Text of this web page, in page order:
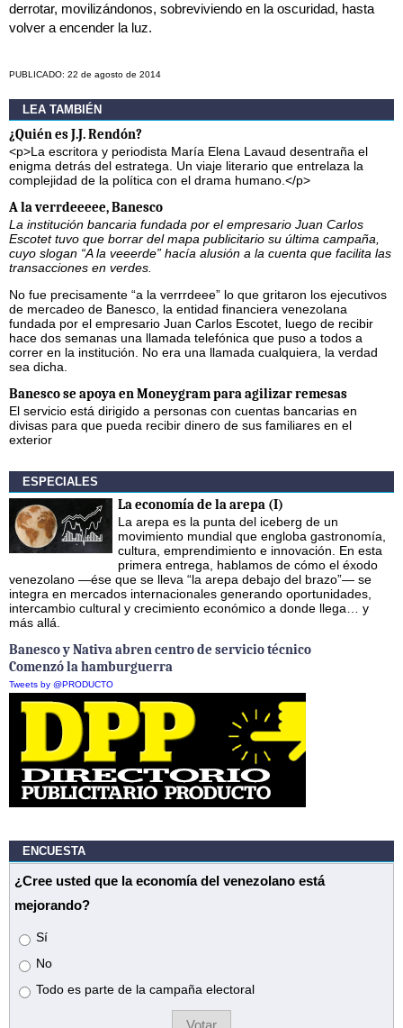
derrotar, movilizándonos, sobreviviendo en la oscuridad, hasta
volver a encender la luz.
PUBLICADO: 22 de agosto de 2014
LEA TAMBIÉN
¿Quién es J.J. Rendón?
<p>La escritora y periodista María Elena Lavaud desentraña el
enigma detrás del estratega. Un viaje literario que entrelaza la
complejidad de la política con el drama humano.</p>
A la verrdeeeee, Banesco
La institución bancaria fundada por el empresario Juan Carlos
Escotet tuvo que borrar del mapa publicitario su última campaña,
cuyo slogan “A la veeerde” hacía alusión a la cuenta que facilita las
transacciones en verdes.
No fue precisamente “a la verrrdeee” lo que gritaron los ejecutivos
de mercadeo de Banesco, la entidad financiera venezolana
fundada por el empresario Juan Carlos Escotet, luego de recibir
hace dos semanas una llamada telefónica que puso a todos a
correr en la institución. No era una llamada cualquiera, la verdad
sea dicha.
Banesco se apoya en Moneygram para agilizar remesas
El servicio está dirigido a personas con cuentas bancarias en
divisas para que pueda recibir dinero de sus familiares en el
exterior
ESPECIALES
La economía de la arepa (I)
La arepa es la punta del iceberg de un
movimiento mundial que engloba gastronomía,
cultura, emprendimiento e innovación. En esta
primera entrega, hablamos de cómo el éxodo
venezolano —ése que se lleva “la arepa debajo del brazo”— se
integra en mercados internacionales generando oportunidades,
intercambio cultural y crecimiento económico a donde llega… y
más allá.
Banesco y Nativa abren centro de servicio técnico
Comenzó la hamburguerra
Tweets by @PRODUCTO
ENCUESTA
¿Cree usted que la economía del venezolano está
mejorando?
Opciones
Sí
No
Todo es parte de la campaña electoral